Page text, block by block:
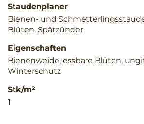
Staudenplaner
Bienen- und
Blüten, Spätzünder
Eigenschaften
Bienenweide, essbare Blüten,
Winterschutz
Stk/m²
1